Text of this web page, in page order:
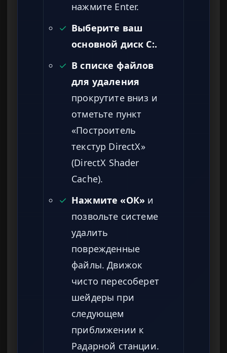
нажмите Enter.
✓ Выберите ваш
основной диск C:.
✓ В списке файлов
для удаления
прокрутите вниз и
отметьте пункт
«Построитель
текстур DirectX»
(DirectX Shader
Cache).
✓ Нажмите «ОК» и
позвольте системе
удалить
поврежденные
файлы. Движок
чисто пересоберет
шейдеры при
следующем
приближении к
Радарной станции.